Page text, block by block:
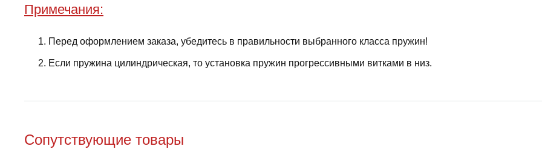
Примечания:
Перед оформлением заказа, убедитесь в правильности выбранного класса пружин!
Если пружина цилиндрическая, то установка пружин прогрессивными витками в низ.
Сопутствующие товары